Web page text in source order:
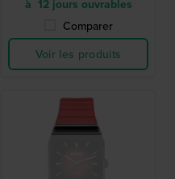
à 12 jours ouvrables
Comparer
Voir les produits